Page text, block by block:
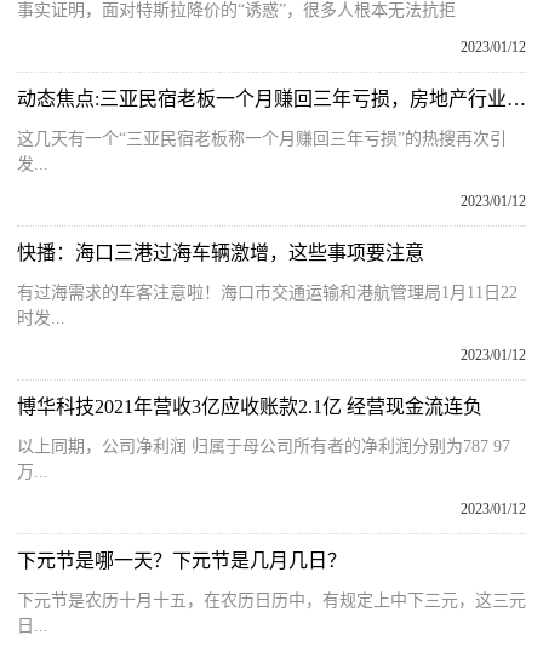
事实证明，面对特斯拉降价的“诱惑”，很多人根本无法抗拒
2023/01/12
动态焦点:三亚民宿老板一个月赚回三年亏损，房地产行业能否迎来春暖花开？
这几天有一个“三亚民宿老板称一个月赚回三年亏损”的热搜再次引
发...
2023/01/12
快播：海口三港过海车辆激增，这些事项要注意
有过海需求的车客注意啦！海口市交通运输和港航管理局1月11日22
时发...
2023/01/12
博华科技2021年营收3亿应收账款2.1亿 经营现金流连负
以上同期，公司净利润 归属于母公司所有者的净利润分别为787 97
万...
2023/01/12
下元节是哪一天？下元节是几月几日？
下元节是农历十月十五，在农历日历中，有规定上中下三元，这三元
日...